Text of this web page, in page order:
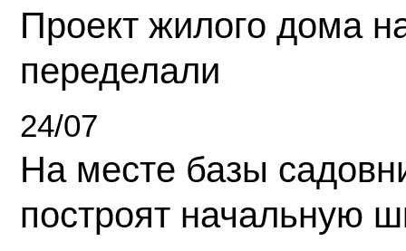
Проект жилого дома
переделали
24/07
На месте базы
построят начальную